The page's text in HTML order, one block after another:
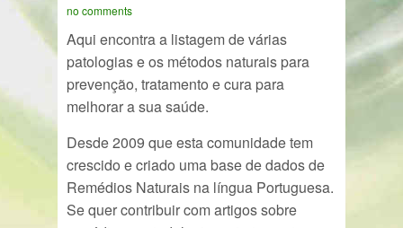
no comments
Aqui encontra a listagem de várias
patologias e os métodos naturais para
prevenção, tratamento e cura para
melhorar a sua saúde.
Desde 2009 que esta comunidade tem
crescido e criado uma base de dados de
Remédios Naturais na língua Portuguesa.
Se quer contribuir com artigos sobre